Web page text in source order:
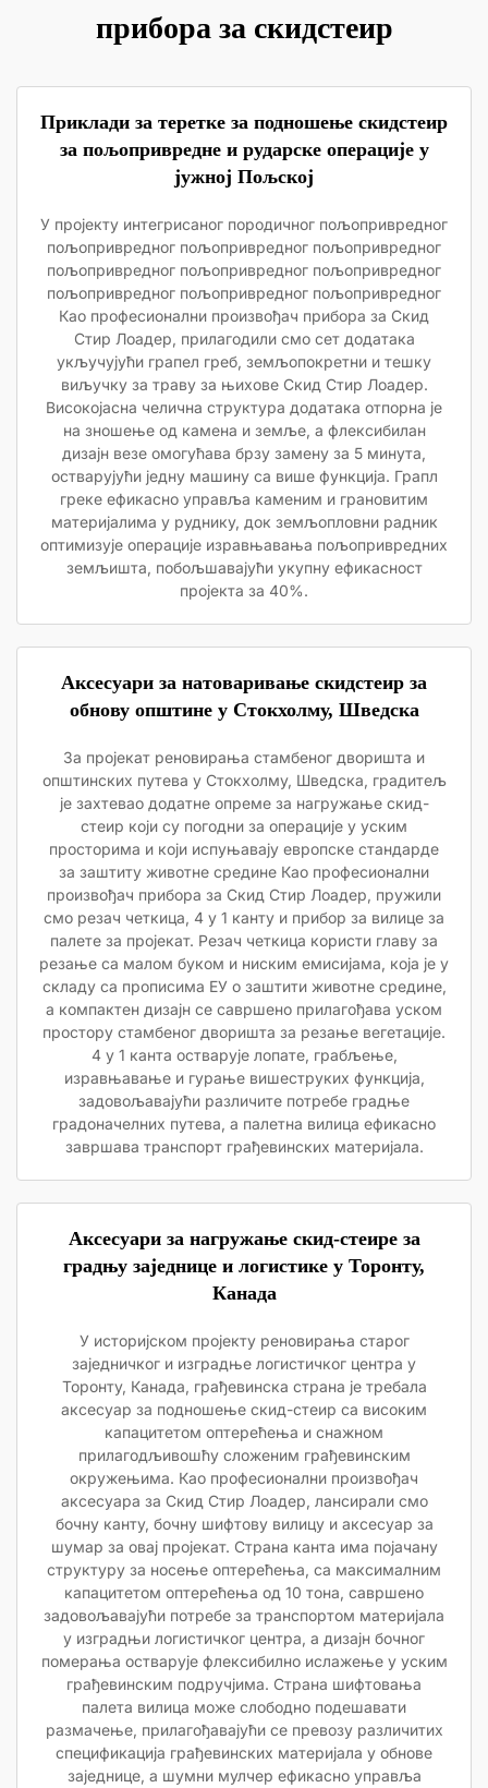
прибора за скидстеир
Приклади за теретке за подношење скидстеир
за пољопривредне и рударске операције у
јужној Пољској
У пројекту интегрисаног породичног пољопривредног
пољопривредног пољопривредног пољопривредног
пољопривредног пољопривредног пољопривредног
пољопривредног пољопривредног пољопривредног
Као професионални произвођач прибора за Скид
Стир Лоадер, прилагодили смо сет додатака
укључујући грапел греб, земљопокретни и тешку
виључку за траву за њихове Скид Стир Лоадер.
Високојасна челична структура додатака отпорна је
на зношење од камена и земље, а флексибилан
дизајн везе омогућава брзу замену за 5 минута,
остварујући једну машину са више функција. Грапл
греке ефикасно управља каменим и грановитим
материјалима у руднику, док земљопловни радник
оптимизује операције изравњавања пољопривредних
земљишта, побољшавајући укупну ефикасност
пројекта за 40%.
Аксесуари за натоваривање скидстеир за
обнову општине у Стокхолму, Шведска
За пројекат реновирања стамбеног дворишта и
општинских путева у Стокхолму, Шведска, градитељ
је захтевао додатне опреме за нагружање скид-
стеир који су погодни за операције у уским
просторима и који испуњавају европске стандарде
за заштиту животне средине Као професионални
произвођач прибора за Скид Стир Лоадер, пружили
смо резач четкица, 4 у 1 канту и прибор за вилице за
палете за пројекат. Резач четкица користи главу за
резање са малом буком и ниским емисијама, која је у
складу са прописима ЕУ о заштити животне средине,
а компактен дизајн се савршено прилагођава уском
простору стамбеног дворишта за резање вегетације.
4 у 1 канта остварује лопате, грабљење,
изравњавање и гурање вишеструких функција,
задовољавајући различите потребе градње
градоначелних путева, а палетна вилица ефикасно
завршава транспорт грађевинских материјала.
Аксесуари за нагружање скид-стеире за
градњу заједнице и логистике у Торонту,
Канада
У историјском пројекту реновирања старог
заједничког и изградње логистичког центра у
Торонту, Канада, грађевинска страна је требала
аксесуар за подношење скид-стеир са високим
капацитетом оптерећења и снажном
прилагодљивошћу сложеним грађевинским
окружењима. Као професионални произвођач
аксесуара за Скид Стир Лоадер, лансирали смо
бочну канту, бочну шифтову вилицу и аксесуар за
шумар за овај пројекат. Страна канта има појачану
структуру за носење оптерећења, са максималним
капацитетом оптерећења од 10 тона, савршено
задовољавајући потребе за транспортом материјала
у изградњи логистичког центра, а дизајн бочног
померања остварује флексибилно ислажење у уским
грађевинским подручјима. Страна шифтовања
палета вилица може слободно подешавати
размачење, прилагођавајући се превозу различитих
спецификација грађевинских материјала у обнове
заједнице, а шумни мулчер ефикасно управља